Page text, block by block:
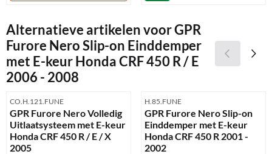
Alternatieve artikelen voorGPR
Furore Nero Slip-on Einddemper
met E-keur Honda CRF 450 R / E
2006 - 2008
Artikelnummer
CO.H.121.FUNE
GPR Furore Nero Volledig
Uitlaatsysteem met E-keur
Honda CRF 450 R / E / X
2005
Artikelnummer
H.85.FUNE
GPR Furore Nero Slip-on
Einddemper met E-keur
Honda CRF 450 R 2001 -
2002